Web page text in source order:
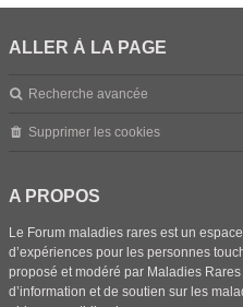
ALLER À LA PAGE
Recherche avancée
Supprimer les cookies
A PROPOS
Le Forum maladies rares est un
d’expériences pour les personnes
proposé et modéré par Maladies
d’information et de soutien sur les